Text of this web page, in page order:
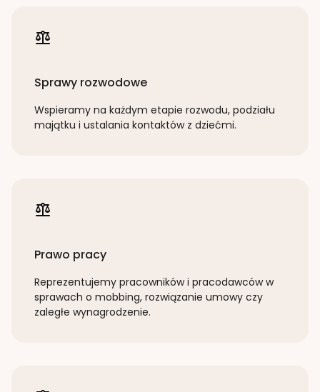
Sprawy rozwodowe
Wspieramy na każdym etapie rozwodu, podziału
majątku i ustalania kontaktów z dziećmi.
Prawo pracy
Reprezentujemy pracowników i pracodawców w
sprawach o mobbing, rozwiązanie umowy czy
zaległe wynagrodzenie.